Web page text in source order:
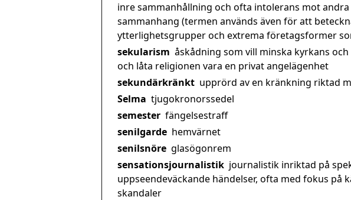
inre sammanhållning och ofta intolerans mot
sammanhang (termen används även för att
ytterlighetsgrupper och extrema företagsformer
sekularism åskådning som vill minska kyrkans
och låta religionen vara en privat angelägenhet
sekundärkränkt upprörd av en kränkning riktad
Selma tjugokronorssedel
semester fängelsestraff
senilgarde hemvärnet
senilsnöre glasögonrem
sensationsjournalistik journalistik inriktad på
uppseendeväckande händelser, ofta med fokus på
skandaler